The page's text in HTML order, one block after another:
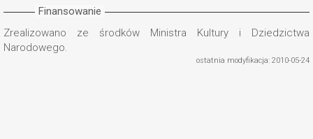
Finansowanie
Zrealizowano ze środków Ministra Kultury i Dziedzictwa
Narodowego.
ostatnia modyfikacja: 2010-05-24